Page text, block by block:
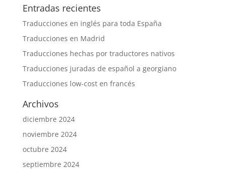
Entradas recientes
Traducciones en inglés para toda España
Traducciones en Madrid
Traducciones hechas por traductores nativos
Traducciones juradas de español a georgiano
Traducciones low-cost en francés
Archivos
diciembre 2024
noviembre 2024
octubre 2024
septiembre 2024